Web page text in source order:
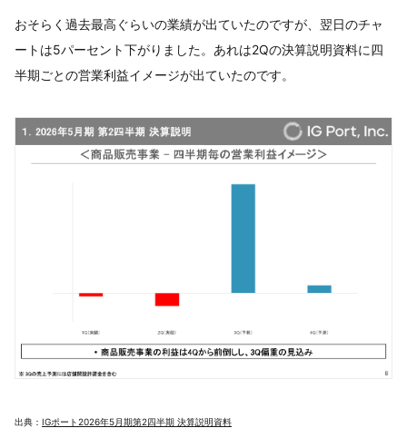
おそらく過去最高ぐらいの業績が出ていたのですが、翌日のチャ
ートは5パーセント下がりました。あれは2Qの決算説明資料に四
半期ごとの営業利益イメージが出ていたのです。
出典： IGポート2026年5月期第2四半期 決算説明資料